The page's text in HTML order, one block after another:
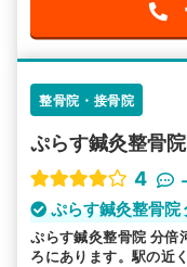
整骨院・接骨院
ぷらす鍼灸整骨
4
-
ぷらす鍼灸整骨院
ぷらす鍼灸整骨院 分倍
ろにあります。駅の近